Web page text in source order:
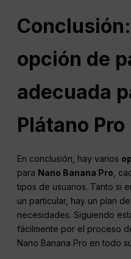
opción de
adecuada
Plátano Pro
En conclusión, hay varios
para Nano Banana Pro ,
tipos de usuarios. Tanto si
un particular, hay un plan
necesidades. Siguiendo
fácilmente por el proceso
Nano Banana Pro en todo